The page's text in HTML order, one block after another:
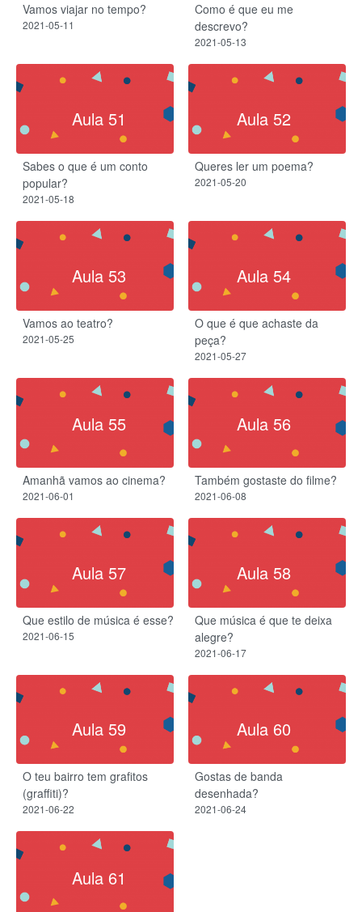
Vamos viajar no tempo?
2021-05-11
Como é que eu me
descrevo?
2021-05-13
Aula 51
Sabes o que é um conto
popular?
2021-05-18
Aula 52
Queres ler um poema?
2021-05-20
Aula 53
Vamos ao teatro?
2021-05-25
Aula 54
O que é que achaste da
peça?
2021-05-27
Aula 55
Amanhã vamos ao cinema?
2021-06-01
Aula 56
Também gostaste do filme?
2021-06-08
Aula 57
Que estilo de música é esse?
2021-06-15
Aula 58
Que música é que te deixa
alegre?
2021-06-17
Aula 59
O teu bairro tem grafitos
(graffiti)?
2021-06-22
Aula 60
Gostas de banda
desenhada?
2021-06-24
Aula 61